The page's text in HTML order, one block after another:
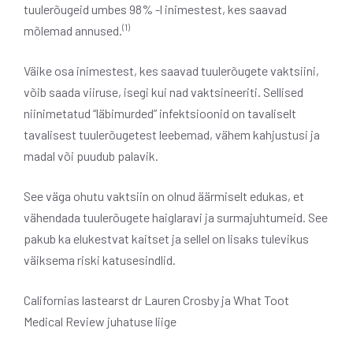
tuulerõugeid umbes 98% -l inimestest, kes saavad
mõlemad annused. (1)
Väike osa inimestest, kes saavad tuulerõugete vaktsiini,
võib saada viiruse, isegi kui nad vaktsineeriti. Sellised
niinimetatud “läbimurded” infektsioonid on tavaliselt
tavalisest tuulerõugetest leebemad, vähem kahjustusi ja
madal või puudub palavik.
See väga ohutu vaktsiin on olnud äärmiselt edukas, et
vähendada tuulerõugete haiglaravi ja surmajuhtumeid. See
pakub ka elukestvat kaitset ja sellel on lisaks tulevikus
väiksema riski katusesindlid.
Californias lastearst dr Lauren Crosby ja What Toot
Medical Review juhatuse liige